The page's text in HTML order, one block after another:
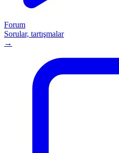
Forum
Sorular, tartışmalar
→